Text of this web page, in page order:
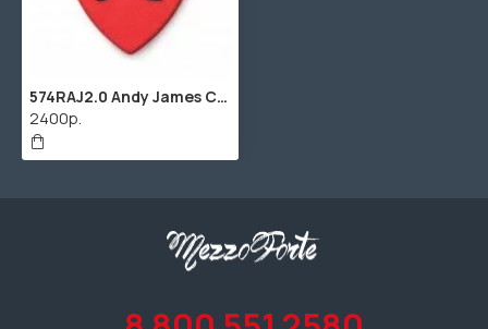
574RAJ2.0 Andy James Custom Flow Медиаторы, 12шт, Dunlop
2400р.